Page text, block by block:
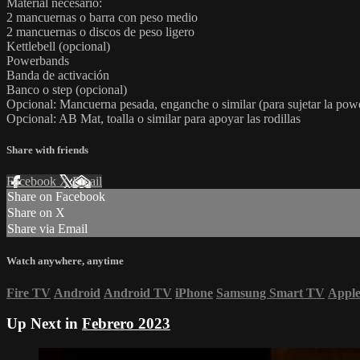
Material necesario:
2 mancuernas o barra con peso medio
2 mancuernas o discos de peso ligero
Kettlebell (opcional)
Powerbands
Banda de activación
Banco o step (opcional)
Opcional: Mancuerna pesada, enganche o similar (para sujetar la
Opcional: AB Mat, toalla o similar para apoyar las rodillas
Share with friends
Facebook XEmail
Share on Facebook
Share on X
Share via Email
Watch anywhere, anytime
Fire TV Android Android TV iPhone Samsung Smart TV
Up Next in Febrero 2023